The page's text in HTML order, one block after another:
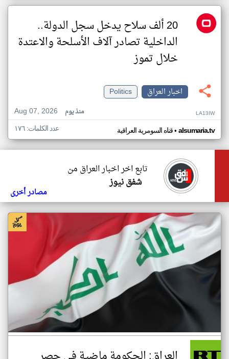
20 ألف سلاح يدخل سجل الدولة..
الداخلية تصادر آلاف الأسلحة والاعتدة
خلال تموز
اخبار العراق
Politics
Aug 07, 2026
منذ يوم LA13IW
قناه السومرية العراقية• alsumaria.tv عدد الكلمات: ١٧٦
تابع اخر اخبار العراق من
شفق نيوز
مصادر أخرى